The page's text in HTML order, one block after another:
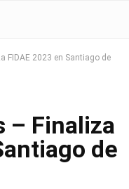
FIDAE 2023 en Santiago de
– Finaliza
de